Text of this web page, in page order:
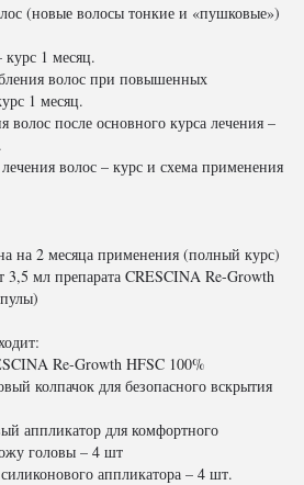
(новые волосы тонкие и «пушковые»)
1 месяц.
волос при повышенных
1 месяц.
волос после основного курса лечения –
волос – курс и схема применения
на 2 месяца применения (полный курс)
3,5 мл препарата CRESCINA Re-Growth
Re-Growth HFSC 100%
колпачок для безопасного вскрытия
аппликатор для комфортного
головы – 4 шт
аппликатора – 4 шт.